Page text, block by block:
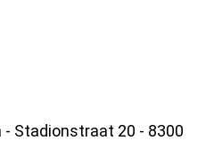
Stadionstraat 20 - 8300